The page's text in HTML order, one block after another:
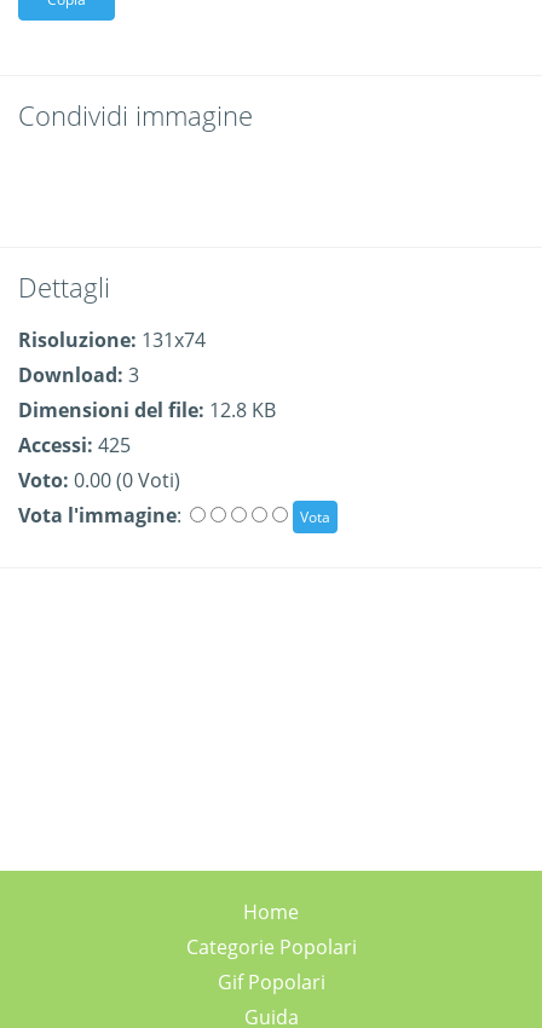
Condividi immagine
Dettagli
Risoluzione: 131x74
Download: 3
Dimensioni del file: 12.8 KB
Accessi: 425
Voto: 0.00 (0 Voti)
Vota l'immagine:
Home
Categorie Popolari
Gif Popolari
Guida